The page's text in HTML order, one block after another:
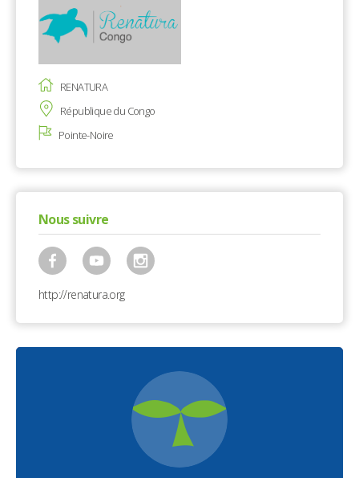
RENATURA
République du Congo
Pointe-Noire
Nous suivre
http://renatura.org